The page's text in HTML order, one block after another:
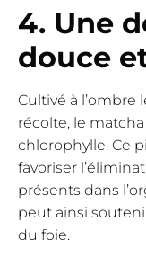
4. Une
douce
Cultivé à l’ombre
récolte, le
chlorophylle. Ce
favoriser
présents dans
peut ainsi
du foie.